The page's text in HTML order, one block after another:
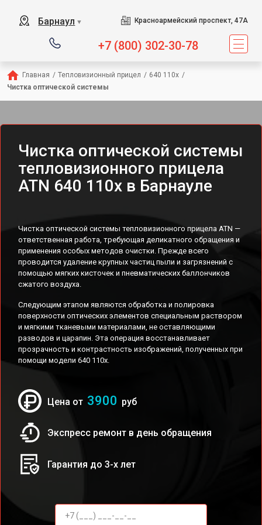
Барнаул ▼ Красноармейский проспект, 47А
+7 (800) 302-30-78
Главная / Тепловизионный прицел / 640 110x /
Чистка оптической системы
Чистка оптической системы
тепловизионного прицела
ATN 640 110x в Барнауле
Чистка оптической системы тепловизионного прицела ATN —
ответственная работа, требующая деликатного обращения и
применения особых методов очистки. Прежде всего
проводится удаление крупных частиц пыли и загрязнений с
помощью мягких кисточек и пневматических баллончиков
сжатого воздуха.
Следующим этапом являются обработка и полировка
поверхности оптических элементов специальным раствором
и мягкими тканевыми материалами, не оставляющими
разводов и царапин. Эта операция восстанавливает
прозрачность и контрастность изображений, полученных при
помощи модели 640 110x.
Цена от 3900 руб
Экспресс ремонт в день обращения
Гарантия до 3-х лет